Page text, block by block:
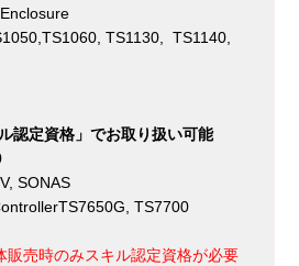
TS1130, TS1140,
認定資格」でお取り扱い可能
SONAS
TS7700
販売時のみスキル認定資格が必要